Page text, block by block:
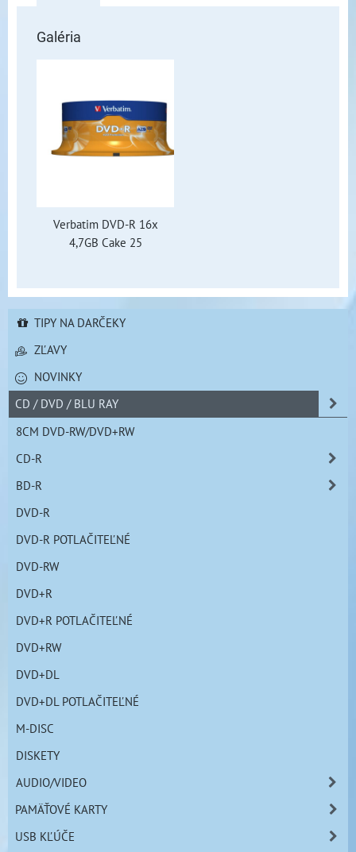
Galéria
Verbatim DVD-R 16x
4,7GB Cake 25
TIPY NA DARČEKY
ZĽAVY
NOVINKY
CD / DVD / BLU RAY
8CM DVD-RW/DVD+RW
CD-R
BD-R
DVD-R
DVD-R POTLAČITEĽNÉ
DVD-RW
DVD+R
DVD+R POTLAČITEĽNÉ
DVD+RW
DVD+DL
DVD+DL POTLAČITEĽNÉ
M-DISC
DISKETY
AUDIO/VIDEO
PAMÄŤOVÉ KARTY
USB KĽÚČE